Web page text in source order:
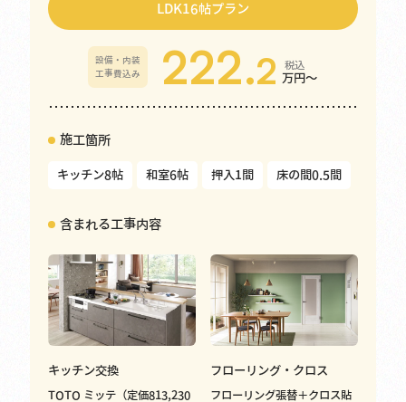
LDK16帖プラン
設備・内装
工事費込み
222.2 税込
万円～
施工箇所
キッチン8帖 和室6帖 押入1間 床の間0.5間
含まれる工事内容
キッチン交換
TOTO ミッテ（定価813,230
フローリング・クロス
フローリング張替＋クロス貼